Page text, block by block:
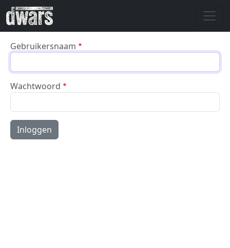
Overslaan en naar de inhoud gaan
Gebruikersnaam
Wachtwoord